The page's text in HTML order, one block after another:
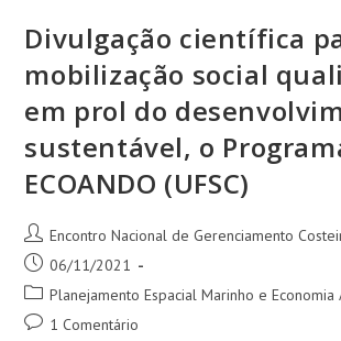
Divulgação científica
mobilização social
em prol do
sustentável, o
ECOANDO (UFSC)
Encontro Nacional de Gerenciamento
06/11/2021
Planejamento Espacial Marinho e Economia
1 Comentário